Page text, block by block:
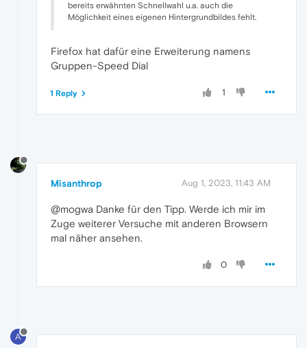
bereits erwähnten Schnellwahl u.a. auch die
Möglichkeit eines eigenen Hintergrundbildes fehlt.
Firefox hat dafür eine Erweiterung namens
Gruppen-Speed Dial
1
1 Reply
Misanthrop Aug 1, 2023, 11:43 AM
@mogwa Danke für den Tipp. Werde ich mir im
Zuge weiterer Versuche mit anderen Browsern
mal näher ansehen.
0
A